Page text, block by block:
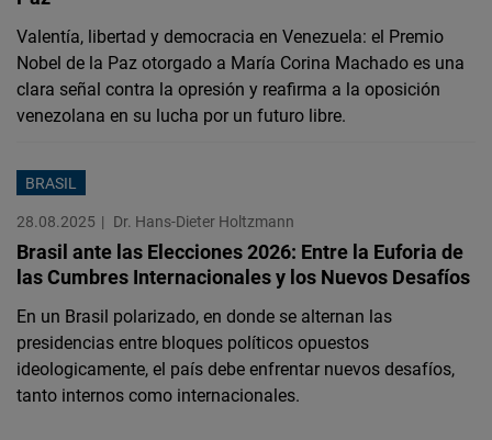
Valentía, libertad y democracia en Venezuela: el Premio
Nobel de la Paz otorgado a María Corina Machado es una
clara señal contra la opresión y reafirma a la oposición
venezolana en su lucha por un futuro libre.
BRASIL
28.08.2025
Dr. Hans-Dieter Holtzmann
Brasil ante las Elecciones 2026: Entre la Euforia de
las Cumbres Internacionales y los Nuevos Desafíos
En un Brasil polarizado, en donde se alternan las
presidencias entre bloques políticos opuestos
ideologicamente, el país debe enfrentar nuevos desafíos,
tanto internos como internacionales.